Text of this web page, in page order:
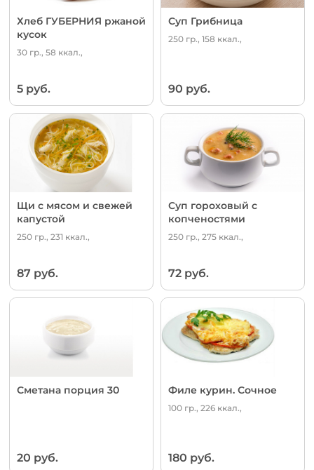
Хлеб ГУБЕРНИЯ ржаной
кусок
30 гр., 58 ккал.,
5 руб.
Суп Грибница
250 гр., 158 ккал.,
90 руб.
Щи с мясом и свежей
капустой
250 гр., 231 ккал.,
87 руб.
Суп гороховый с
копченостями
250 гр., 275 ккал.,
72 руб.
Сметана порция 30
20 руб.
Филе курин. Сочное
100 гр., 226 ккал.,
180 руб.